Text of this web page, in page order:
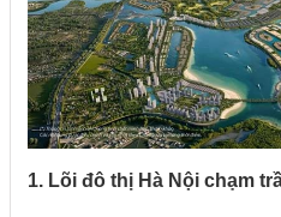
1. Lõi đô thị Hà Nội chạm